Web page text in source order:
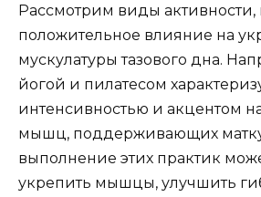
Рассмотрим виды
положительное влияние на
мускулатуры тазового дна.
йогой и пилатесом
интенсивностью и акцентом
мышц, поддерживающих
выполнение этих практик
укрепить мышцы, улучшить